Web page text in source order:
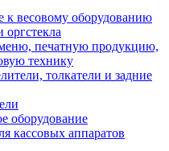
весовому оборудованию
оргстекла
печатную продукцию,
технику
толкатели и задние
оборудование
кассовых аппаратов